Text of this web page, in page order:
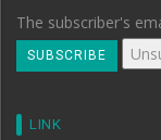
The subscriber's
LINK